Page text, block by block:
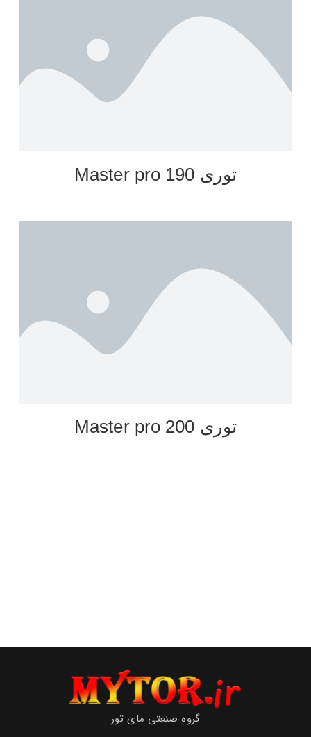
توری Master pro 190
توری Master pro 200
گروه صنعتی مای تور